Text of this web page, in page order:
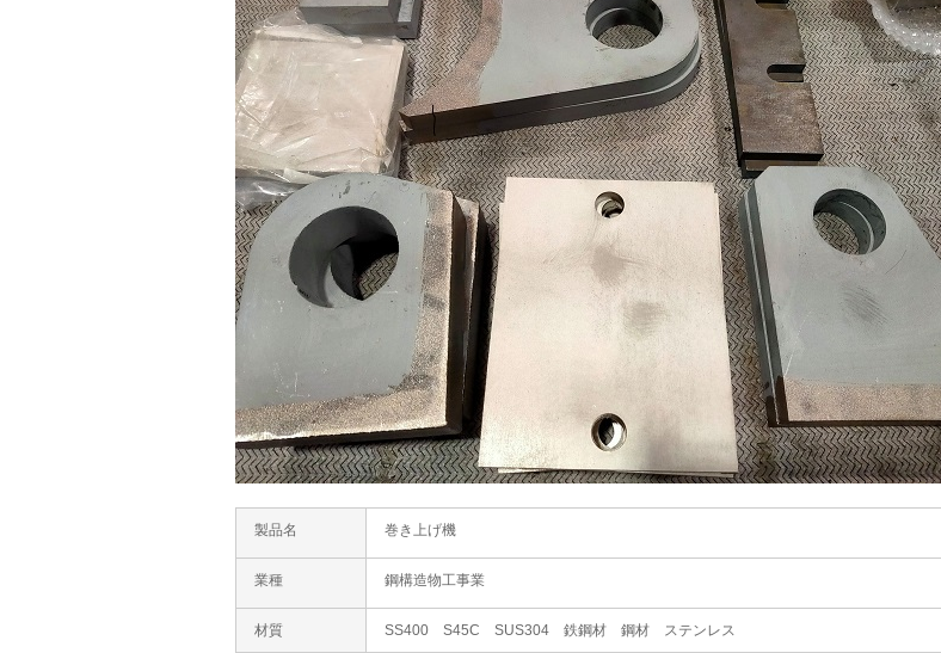
製品名 巻き上げ機
業種 鋼構造物工事業
材質 SS400 S45C SUS304 鉄鋼材 鋼材 ステンレス